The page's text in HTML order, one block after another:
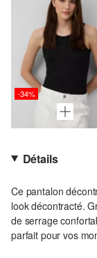
-34%
Détails
Ce pantalon
look décontracté.
de serrage
parfait pour vos